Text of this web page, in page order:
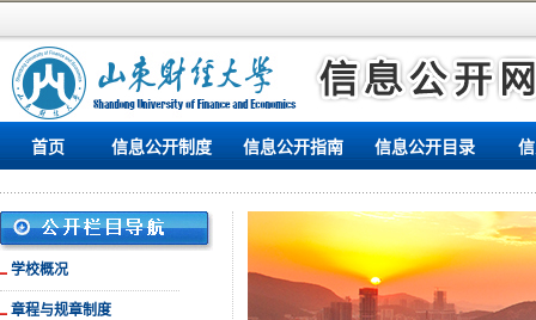
首页 信息公开制度 信息公开指南 信息公开目录
学校概况
章程与规章制度